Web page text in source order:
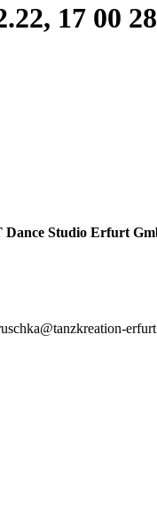
17 00 28
Studio Erfurt